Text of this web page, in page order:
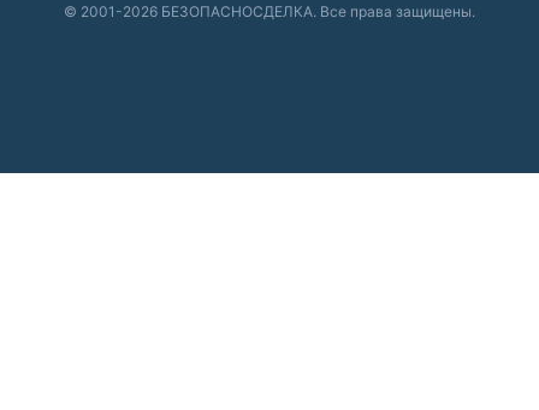
© 2001-2026 БЕЗОПАСНОСДЕЛКА. Все права защищены.